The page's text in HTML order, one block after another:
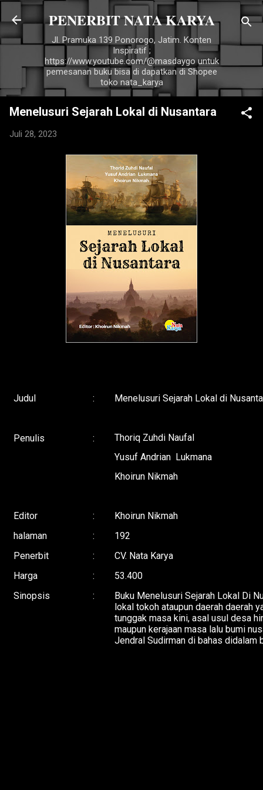
Langsung ke konten utama
PENERBIT NATA KARYA
Jl. Pramuka 139 Ponorogo, Jatim. Konten
Inspiratif ;
https://www.youtube.com/@masdaygo untuk
pemesanan buku bisa di dapatkan di Shopee
toko nata_karya
Menelusuri Sejarah Lokal di Nusantara
Juli 28, 2023
Judul : Menelusuri Sejarah Lokal di
Penulis :
Thoriq Zuhdi Naufal
Yusuf Andrian Lukmana
Khoirun Nikmah
Editor :
Khoirun Nikmah
halaman
:
192
Penerbit
:
CV. Nata Karya
Harga
:
53.400
Sinopsis
: Buku Menelusuri Sejarah Lokal Di
lokal tokoh ataupun daerah daerah
tunggak masa kini, asal usul desa
maupun kerajaan masa lalu bumi
Jendral Sudirman di bahas didalam